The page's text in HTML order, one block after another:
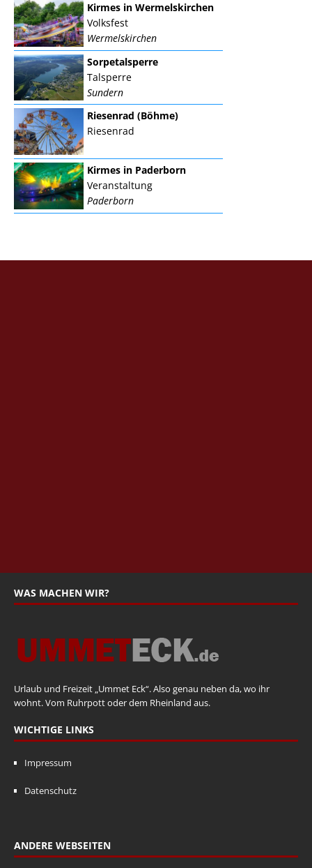
Kirmes in Wermelskirchen
Volksfest
Wermelskirchen
Sorpetalsperre
Talsperre
Sundern
Riesenrad (Böhme)
Riesenrad
Kirmes in Paderborn
Veranstaltung
Paderborn
WAS MACHEN WIR?
Urlaub und Freizeit „Ummet Eck“. Also genau neben da, wo ihr
wohnt. Vom Ruhrpott oder dem Rheinland aus.
WICHTIGE LINKS
Impressum
Datenschutz
ANDERE WEBSEITEN